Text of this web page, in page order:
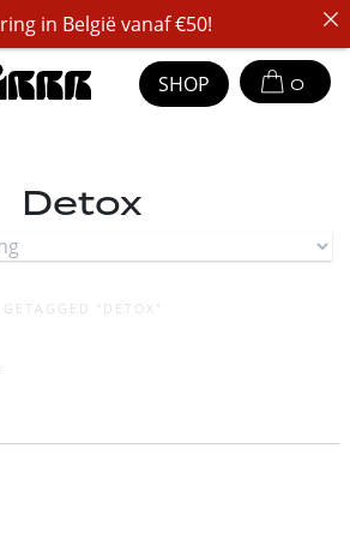
SHOP 0
Detox
“DETOX”
in België vanaf €50!